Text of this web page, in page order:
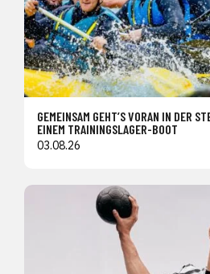
GEMEINSAM GEHT’S VORAN IN DER
EINEM TRAININGSLAGER-BOOT
03.08.26